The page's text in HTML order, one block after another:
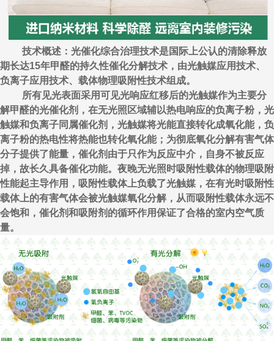
技术概述：光催化综合治理技术是国际上公认的清除释放
期长达15年甲醛的持久性催化分解技术，由光触媒应用技术、
负离子应用技术、载体物理吸附性技术组成。
所有见光表面采用可见光响应红移后的光触媒作为主要分
解甲醛的光催化剂，在无光照区域辅以热电响应的负离子粉，光
触媒和负离子同属催化剂，光触媒将光能直接转化成氧化能，负
离子粉的热电性将热能也转化氧化能；为彻底氧化分解有害气体
分子提供了能量，催化剂由于只作为反应中介，自身不被反应
掉，故长久具备催化功能。夜晚无光照时吸附性载体的物理吸附
性能起主导作用，吸附性载体上负载了光触媒，在有光时吸附性
载体上的有害气体会被光触媒氧化分解，从而吸附性载体永远不
会饱和，催化剂和吸附剂的循环作用保证了合格的室内空气质
量。